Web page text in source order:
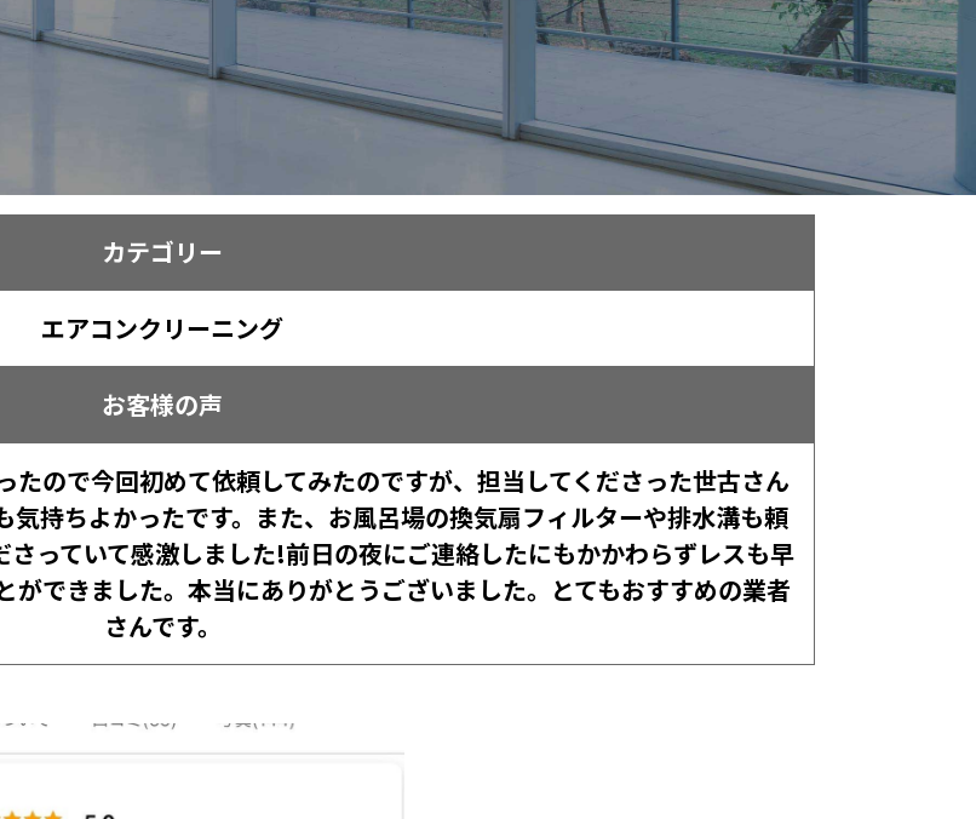
カテゴリー
エアコンクリーニング
お客様の声
ので今回初めて依頼してみたのですが、担当してくださった世古さん
気持ちよかったです。また、お風呂場の換気扇フィルターや排水溝も頼
っていて感激しました!前日の夜にご連絡したにもかかわらずレスも早
ができました。本当にありがとうございました。とてもおすすめの業者
さんです。